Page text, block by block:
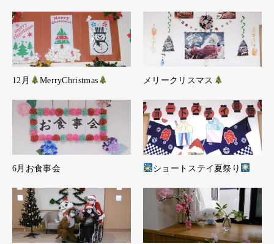
12月 MerryChristmas メリークリスマス
6月お食事会 ショートステイ夏祭り